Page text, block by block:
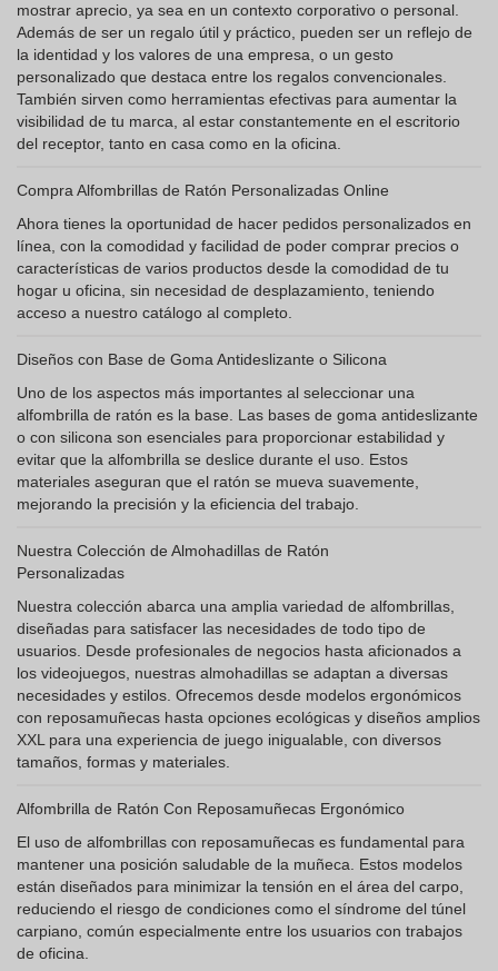
mostrar aprecio, ya sea en un contexto corporativo o personal.
Además de ser un regalo útil y práctico, pueden ser un reflejo de
la identidad y los valores de una empresa, o un gesto
personalizado que destaca entre los regalos convencionales.
También sirven como herramientas efectivas para aumentar la
visibilidad de tu marca, al estar constantemente en el escritorio
del receptor, tanto en casa como en la oficina.
Compra Alfombrillas de Ratón Personalizadas Online
Ahora tienes la oportunidad de hacer pedidos personalizados en
línea, con la comodidad y facilidad de poder comprar precios o
características de varios productos desde la comodidad de tu
hogar u oficina, sin necesidad de desplazamiento, teniendo
acceso a nuestro catálogo al completo.
Diseños con Base de Goma Antideslizante o Silicona
Uno de los aspectos más importantes al seleccionar una
alfombrilla de ratón es la base. Las bases de goma antideslizante
o con silicona son esenciales para proporcionar estabilidad y
evitar que la alfombrilla se deslice durante el uso. Estos
materiales aseguran que el ratón se mueva suavemente,
mejorando la precisión y la eficiencia del trabajo.
Nuestra Colección de Almohadillas de Ratón
Personalizadas
Nuestra colección abarca una amplia variedad de alfombrillas,
diseñadas para satisfacer las necesidades de todo tipo de
usuarios. Desde profesionales de negocios hasta aficionados a
los videojuegos, nuestras almohadillas se adaptan a diversas
necesidades y estilos. Ofrecemos desde modelos ergonómicos
con reposamuñecas hasta opciones ecológicas y diseños amplios
XXL para una experiencia de juego inigualable, con diversos
tamaños, formas y materiales.
Alfombrilla de Ratón Con Reposamuñecas Ergonómico
El uso de alfombrillas con reposamuñecas es fundamental para
mantener una posición saludable de la muñeca. Estos modelos
están diseñados para minimizar la tensión en el área del carpo,
reduciendo el riesgo de condiciones como el síndrome del túnel
carpiano, común especialmente entre los usuarios con trabajos
de oficina.